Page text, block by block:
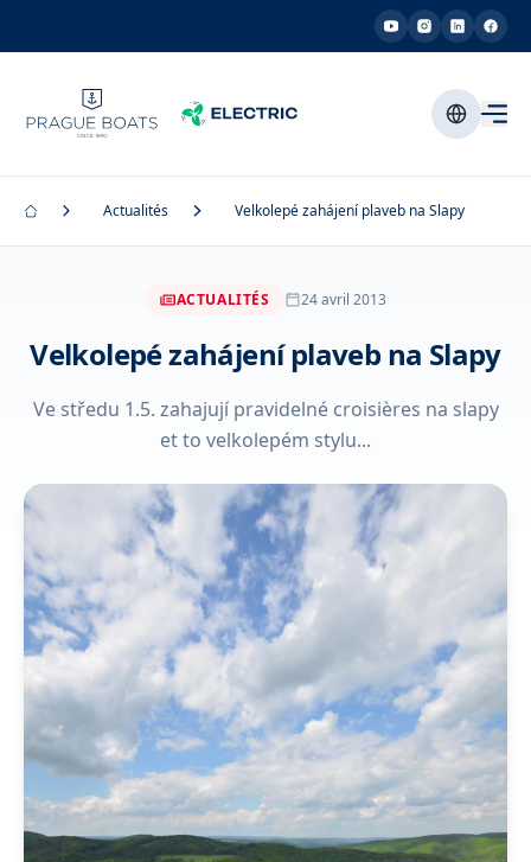
Actualités Velkolepé zahájení plaveb na Slapy
ACTUALITÉS 24 avril 2013
Velkolepé zahájení plaveb na Slapy
Ve středu 1.5. zahajují pravidelné croisières na slapy
et to velkolepém stylu...